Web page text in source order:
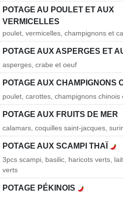
POTAGE AU POULET ET AUX
VERMICELLES
poulet, vermicelles, champignons et
POTAGE AUX ASPERGES ET
asperges, crabe et oeuf
POTAGE AUX CHAMPIGNONS
poulet, carottes, champignons chinois
POTAGE AUX FRUITS DE MER
calamars, coquilles saint-jacques,
POTAGE AUX SCAMPI THAÏ
3pcs scampi, basilic, haricots verts,
verts
POTAGE PÉKINOIS